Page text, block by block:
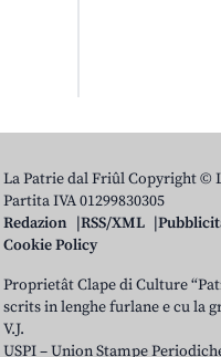
La Patrie dal Friûl Copyright ©
Partita IVA 01299830305
Redazion
RSS/XML
Cookie Policy
Proprietât Clape di Culture
scrits in lenghe furlane e cu la
V.J.
USPI – Union Stampe